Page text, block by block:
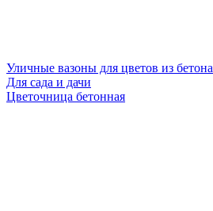
Уличные вазоны для цветов из бетона
Для сада и дачи
Цветочница бетонная